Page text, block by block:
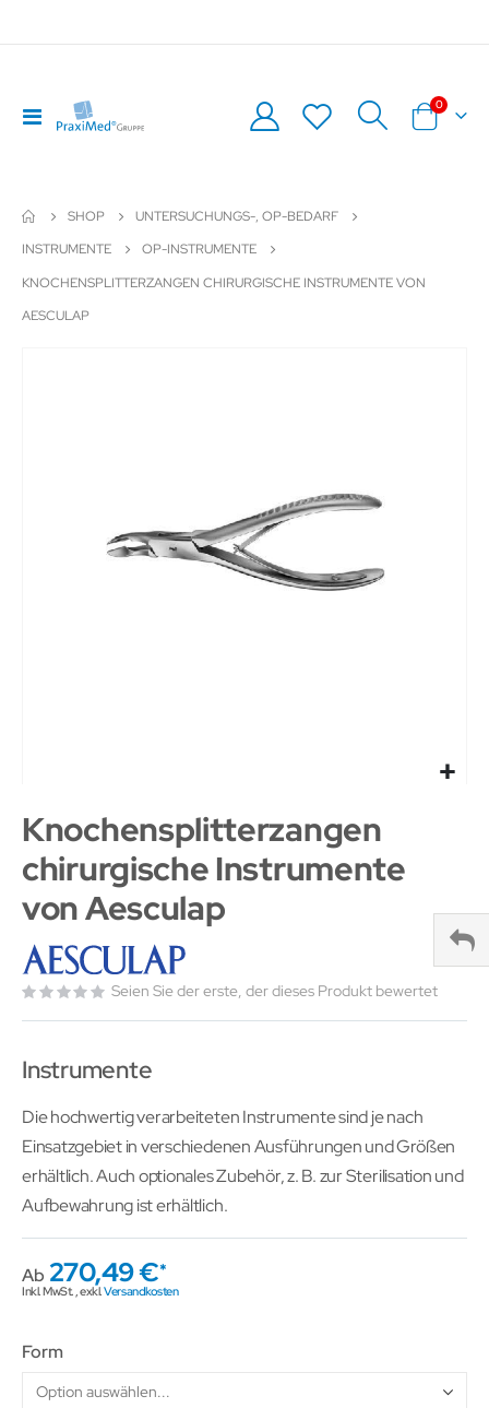
Navigation
umschalten
Warenkorb
0Artikel
SHOP
UNTERSUCHUNGS-, OP-BEDARF
INSTRUMENTE
OP-INSTRUMENTE
KNOCHENSPLITTERZANGEN CHIRURGISCHE INSTRUMENTE VON
AESCULAP
Knochensplitterzangen
chirurgische Instrumente
von Aesculap
Seien Sie der erste, der dieses Produkt bewertet
Instrumente
Die hochwertig verarbeiteten Instrumente sind je nach
Einsatzgebiet in verschiedenen Ausführungen und Größen
erhältlich. Auch optionales Zubehör, z. B. zur Sterilisation und
Aufbewahrung ist erhältlich.
Ab 270,49 €
Inkl. MwSt.,exkl.Versandkosten
Form